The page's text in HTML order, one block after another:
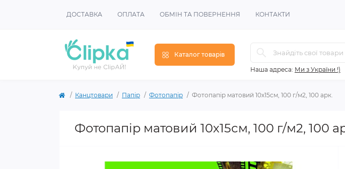
ДОСТАВКА ОПЛАТА ОБМІН ТА ПОВЕРНЕННЯ КОНТАКТИ
Каталог товарів
Наша адреса: Ми з України !)
Канцтовари Папір Фотопапір Фотопапір матовий 10х15см, 100 г/м2, 100 арк.
Фотопапір матовий 10х15см, 100 г/м2, 100